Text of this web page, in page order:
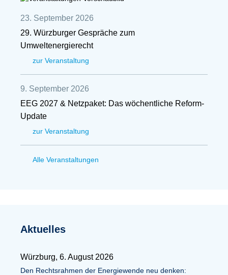
23. September 2026
29. Würzburger Gespräche zum
Umweltenergierecht
zur Veranstaltung
9. September 2026
EEG 2027 & Netzpaket: Das wöchentliche Reform-
Update
zur Veranstaltung
Alle Veranstaltungen
Aktuelles
Würzburg, 6. August 2026
Den Rechtsrahmen der Energiewende neu denken: